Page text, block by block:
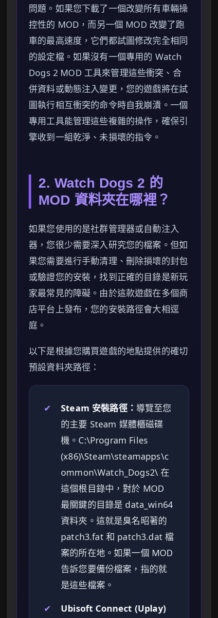
問題。如果您下載了一個改變所有車輛操
控性的 MOD，而另一個 MOD 改變了跑
車的最高速度，它們都試圖修改完全相同
的設定檔。如果沒有一個專用的 Watch
Dogs 2 MOD 工具來管理這些衝突、合
併資料或動態注入變更，您的遊戲將在試
圖執行相互衝突的命令時自我崩潰。一個
專用工具能管理這些複雜的操作，確保引
擎收到一組乾淨、未損壞的指令。
2. Watch Dogs 2 的
MOD 資料夾在哪裡？
如果您使用的是社群管理器或自動注入
器，您很少需要深入研究您的檔案。但如
果您需要進行手動清理、刪除損壞的封包
或驗證您的安裝，找到正確的目錄是新玩
家最常見的障礙。由於這款遊戲在多個商
店平台上發布，您的安裝路徑會大相逕
庭。
以下是根據您購買遊戲的地點提供的確切
預設資料夾路徑：
✔ Steam 安裝路徑： 導覽至您
的主要 Steam 媒體櫃磁碟
機。C:\Program Files
(x86)\Steam\steamapps\c
ommon\Watch_Dogs2\ 在
這個根目錄中，對於 MOD
最關鍵的目錄是 data_win64
資料夾。這就是臭名昭著的
patch3.fat 和 patch3.dat 檔
案的所在地。如果一個 MOD
告訴您要備份檔案，指的就
是這些檔案。
✔
Ubisoft Connect (Uplay)